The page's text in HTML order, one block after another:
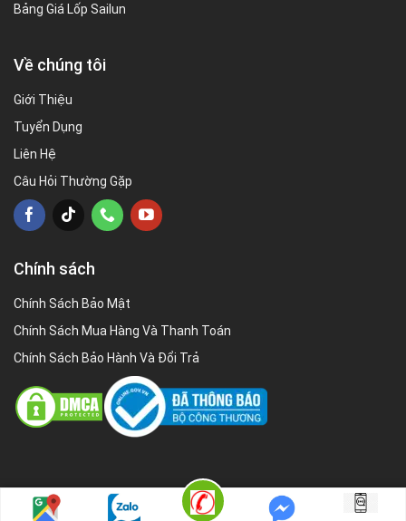
Bảng Giá Lốp Sailun
Về chúng tôi
Giới Thiệu
Tuyển Dụng
Liên Hệ
Câu Hỏi Thường Gặp
Chính sách
Chính Sách Bảo Mật
Chính Sách Mua Hàng Và Thanh Toán
Chính Sách Bảo Hành Và Đổi Trả